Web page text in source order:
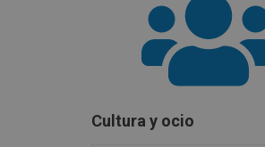
Cultura y ocio